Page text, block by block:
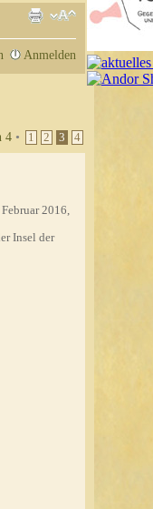
Anmelden
4 • 1 2 3 4
Februar 2016,
Insel der